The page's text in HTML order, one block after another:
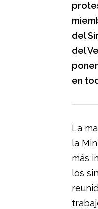
del
del
en
La
la
más
los